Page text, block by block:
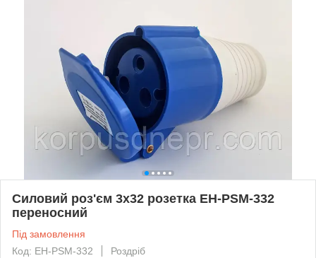
Силовий роз'єм 3х32 розетка EH-PSM-332
переносний
Під замовлення
Код: EH-PSM-332
Роздріб